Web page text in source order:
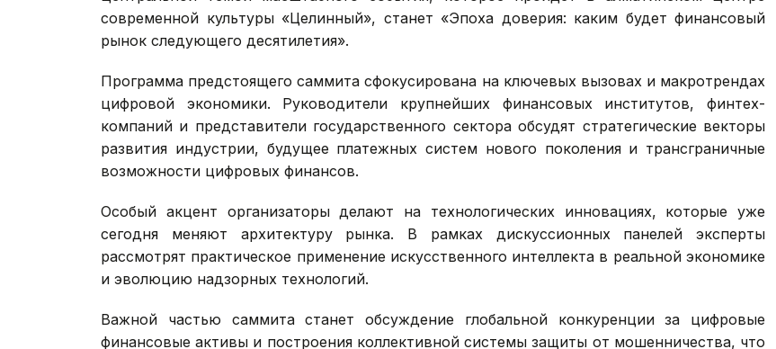
современной культуры «Целинный», станет «Эпоха доверия: каким будет финансовый
рынок следующего десятилетия».
Программа предстоящего саммита сфокусирована на ключевых вызовах и макротрендах
цифровой экономики. Руководители крупнейших финансовых институтов, финтех-
компаний и представители государственного сектора обсудят стратегические векторы
развития индустрии, будущее платежных систем нового поколения и трансграничные
возможности цифровых финансов.
Особый акцент организаторы делают на технологических инновациях, которые уже
сегодня меняют архитектуру рынка. В рамках дискуссионных панелей эксперты
рассмотрят практическое применение искусственного интеллекта в реальной экономике
и эволюцию надзорных технологий.
Важной частью саммита станет обсуждение глобальной конкуренции за цифровые
финансовые активы и построения коллективной системы защиты от мошенничества, что